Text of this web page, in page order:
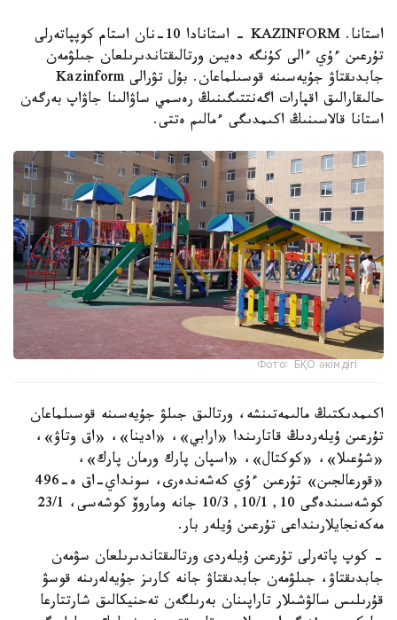
استانا. KAZINFORM - استانادا 10-نان استام كوپپاتەرلى
تۇرعىن ءۇي ءالى كۇنگە دەيىن ورتالىقتاندىرىلعان جىلۋمەن
جابدىقتاۋ جۇيەسىنە قوسىلماعان. بۇل تۋرالى Kazinform
حالىقارالىق اقپارات اگەنتتىگىنىڭ رەسمي ساۋالىنا جاۋاپ بەرگەن
استانا قالاسىنىڭ اكىمدىگى ءمالىم ەتتى.
Фото: БҚО әкімдігі
اكىمدىكتىڭ مالىمەتىنشە، ورتالىق جىلۋ جۇيەسىنە قوسىلماعان
تۇرعىن ۇيلەردىڭ قاتارىندا «ارابي»، «ادينا»، «اق وتاۋ»،
«شۇعىلا»، «كوكتال»، «اسپان پارك ورمان پارك»،
«قورعالجىن» تۇرعىن ءۇي كەشەندەرى، سونداي-اق ە-496
كوشەسىندەگى 10, 10/1, 10/3 جانە وماروۆ كوشەسى، 23/1
مەكەنجايلارىنداعى تۇرعىن ۇيلەر بار.
- كوپ پاتەرلى تۇرعىن ۇيلەردى ورتالىقتاندىرىلعان سۋمەن
جابدىقتاۋ، جىلۋمەن جابدىقتاۋ جانە كارىز جۇيەلەرىنە قوسۋ
قۇرىلىس سالۋشىلار تاراپىنان بەرىلگەن تەحنيكالىق شارتتارعا